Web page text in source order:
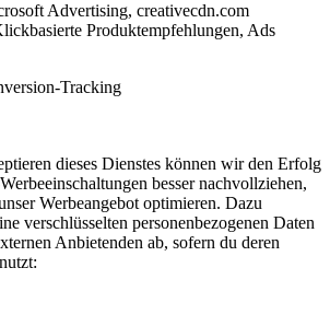
Advertising, creativecdn.com
Produktempfehlungen, Ads
Tracking
dieses Dienstes können wir den Erfolg
besser nachvollziehen,
Werbeangebot optimieren. Dazu
verschlüsselten personenbezogenen Daten
Anbietenden ab, sofern du deren